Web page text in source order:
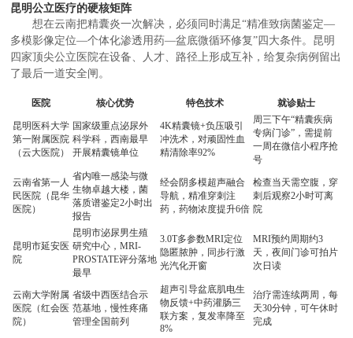
昆明公立医疗的硬核矩阵
想在云南把精囊炎一次解决，必须同时满足“精准致病菌鉴定—
多模影像定位—个体化渗透用药—盆底微循环修复”四大条件。昆明
四家顶尖公立医院在设备、人才、路径上形成互补，给复杂病例留出
了最后一道安全闸。
医院 核心优势 特色技术 就诊贴士
昆明医科大学
第一附属医院
（云大医院）
国家级重点泌尿外
科学科，西南最早
开展精囊镜单位
4K精囊镜+负压吸引
冲洗术，对顽固性血
精清除率92%
周三下午“精囊疾病
专病门诊”，需提前
一周在微信小程序抢
号
云南省第一人
民医院（昆华
医院）
省内唯一感染与微
生物卓越大楼，菌
落质谱鉴定2小时出
报告
经会阴多模超声融合
导航，精准穿刺注
药，药物浓度提升6倍
检查当天需空腹，穿
刺后观察2小时可离
院
昆明市延安医
院
昆明市泌尿男生殖
研究中心，MRI-
PROSTATE评分落地
最早
3.0T多参数MRI定位
隐匿脓肿，同步行激
光汽化开窗
MRI预约周期约3
天，夜间门诊可拍片
次日读
云南大学附属
医院（红会医
院）
省级中西医结合示
范基地，慢性疼痛
管理全国前列
超声引导盆底肌电生
物反馈+中药灌肠三
联方案，复发率降至
8%
治疗需连续两周，每
天30分钟，可午休时
完成